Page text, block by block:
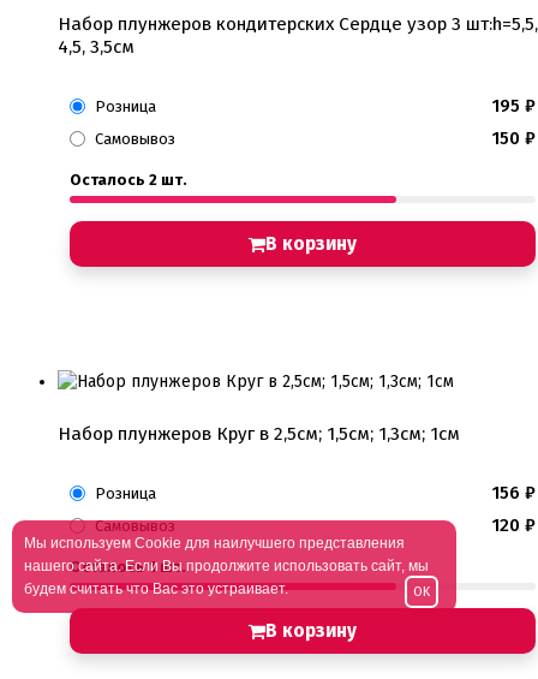
Набор плунжеров кондитерских Сердце узор 3 шт:h=5,5,
4,5, 3,5см
Розница 195 ₽
Самовывоз 150 ₽
Осталось 2 шт.
В корзину
Набор плунжеров Круг в 2,5см; 1,5см; 1,3см; 1см
Розница 156 ₽
Самовывоз 120 ₽
Осталось 1 шт.
В корзину
Мы используем Cookie для наилучшего представления
нашего сайта. Если Вы продолжите использовать сайт, мы
будем считать что Вас это устраивает.
OK